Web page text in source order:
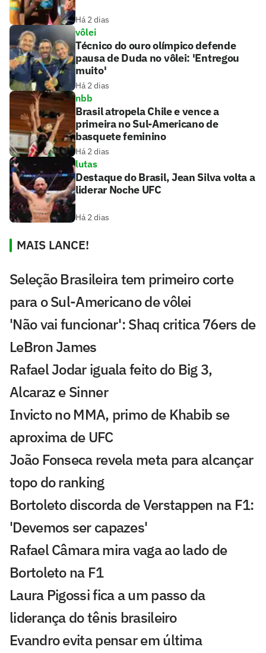
Há 2 dias
vôlei
Técnico do ouro olímpico defende
pausa de Duda no vôlei: 'Entregou
muito'
Há 2 dias
nbb
Brasil atropela Chile e vence a
primeira no Sul-Americano de
basquete feminino
Há 2 dias
lutas
Destaque do Brasil, Jean Silva volta a
liderar Noche UFC
Há 2 dias
MAIS LANCE!
Seleção Brasileira tem primeiro corte
para o Sul-Americano de vôlei
'Não vai funcionar': Shaq critica 76ers de
LeBron James
Rafael Jodar iguala feito do Big 3,
Alcaraz e Sinner
Invicto no MMA, primo de Khabib se
aproxima de UFC
João Fonseca revela meta para alcançar
topo do ranking
Bortoleto discorda de Verstappen na F1:
'Devemos ser capazes'
Rafael Câmara mira vaga ao lado de
Bortoleto na F1
Laura Pigossi fica a um passo da
liderança do tênis brasileiro
Evandro evita pensar em última